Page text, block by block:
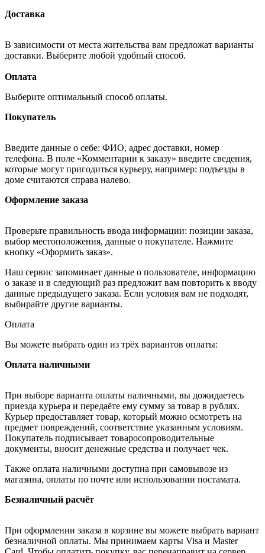
Доставка
В зависимости от места жительства вам предложат варианты
доставки. Выберите любой удобный способ.
Оплата
Выберите оптимальный способ оплаты.
Покупатель
Введите данные о себе: ФИО, адрес доставки, номер
телефона. В поле «Комментарии к заказу» введите сведения,
которые могут пригодиться курьеру, например: подъезды в
доме считаются справа налево.
Оформление заказа
Проверьте правильность ввода информации: позиции заказа,
выбор местоположения, данные о покупателе. Нажмите
кнопку «Оформить заказ».
Наш сервис запоминает данные о пользователе, информацию
о заказе и в следующий раз предложит вам повторить к вводу
данные предыдущего заказа. Если условия вам не подходят,
выбирайте другие варианты.
Оплата
Вы можете выбрать один из трёх вариантов оплаты:
Оплата наличными
При выборе варианта оплаты наличными, вы дожидаетесь
приезда курьера и передаёте ему сумму за товар в рублях.
Курьер предоставляет товар, который можно осмотреть на
предмет повреждений, соответствие указанным условиям.
Покупатель подписывает товаросопроводительные
документы, вносит денежные средства и получает чек.
Также оплата наличными доступна при самовывозе из
магазина, оплаты по почте или использовании постамата.
Безналичный расчёт
При оформлении заказа в корзине вы можете выбрать вариант
безналичной оплаты. Мы принимаем карты Visa и Master